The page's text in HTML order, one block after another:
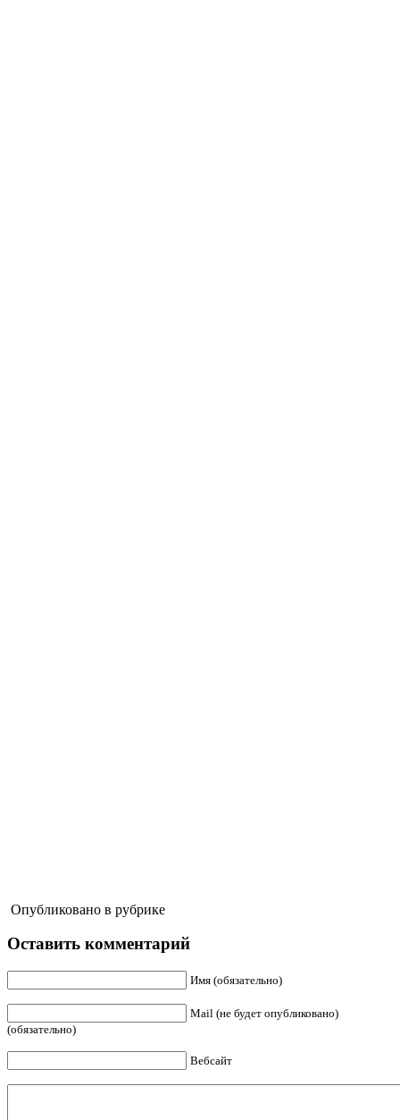
Опубликовано в рубрике
Оставить комментарий
Имя (обязательно)
Mail (не будет опубликовано)
(обязательно)
Вебсайт